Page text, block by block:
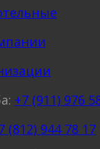
+7 (911) 976
(812) 944 78 17